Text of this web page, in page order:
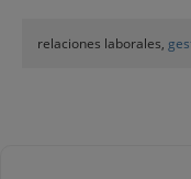
relaciones laborales,